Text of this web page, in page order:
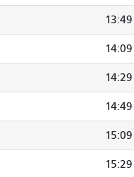
13:49
14:09
14:29
14:49
15:09
15:29